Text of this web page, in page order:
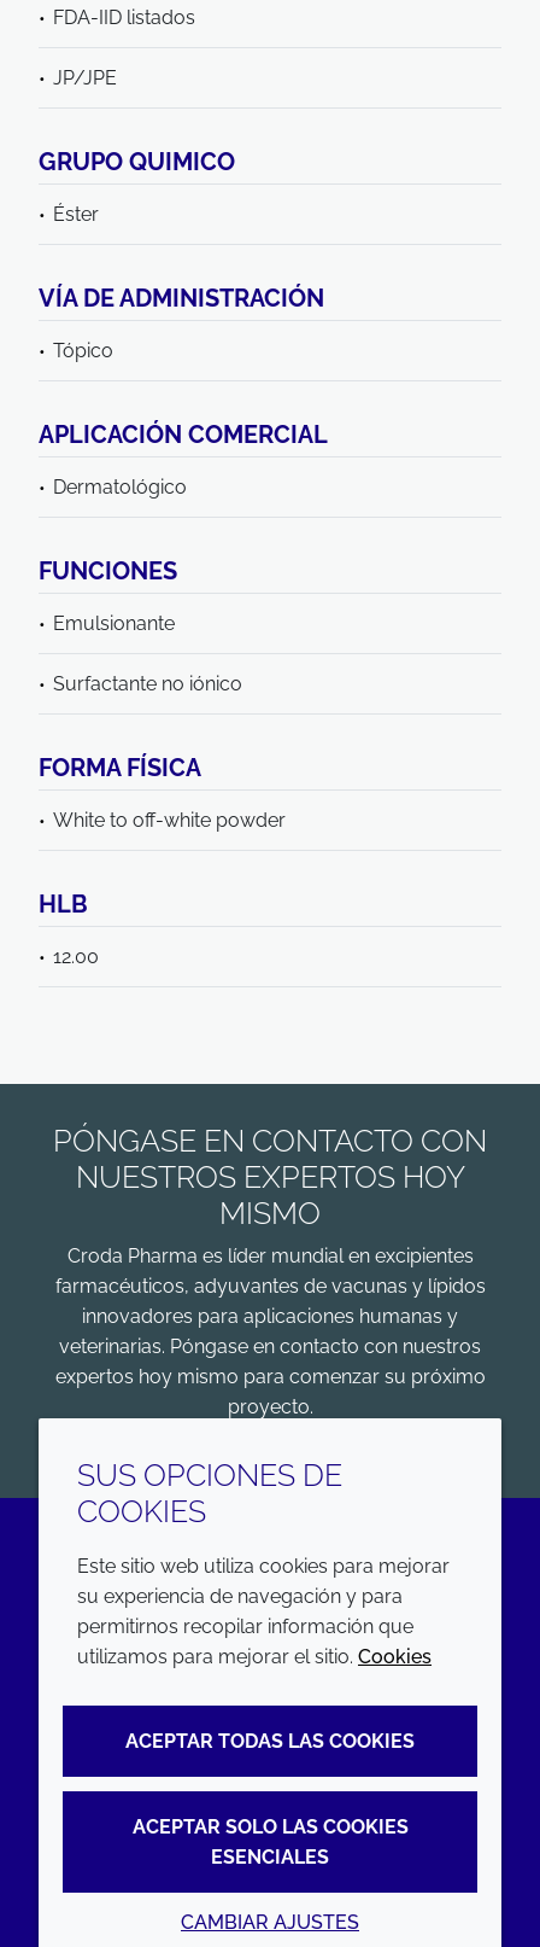
FDA-IID listados
JP/JPE
GRUPO QUIMICO
Éster
VÍA DE ADMINISTRACIÓN
Tópico
APLICACIÓN COMERCIAL
Dermatológico
FUNCIONES
Emulsionante
Surfactante no iónico
FORMA FÍSICA
White to off-white powder
HLB
12.00
PÓNGASE EN CONTACTO CON
NUESTROS EXPERTOS HOY
MISMO
Croda Pharma es líder mundial en excipientes
farmacéuticos, adyuvantes de vacunas y lípidos
innovadores para aplicaciones humanas y
veterinarias. Póngase en contacto con nuestros
expertos hoy mismo para comenzar su próximo
proyecto.
LinkedIn
EMPRESA
Annual Report
Sustainability Report
Croda.com
Terms and conditions
Privacy policy
Accessibility
Cookie policy
SUS OPCIONES DE
COOKIES
Este sitio web utiliza cookies para mejorar
su experiencia de navegación y para
permitirnos recopilar información que
utilizamos para mejorar el sitio. Cookies
ACEPTAR TODAS LAS COOKIES
ACEPTAR SOLO LAS COOKIES
ESENCIALES
CAMBIAR AJUSTES